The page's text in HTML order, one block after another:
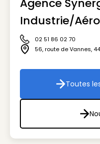
Agence
Industrie/
Icône téléphone
02 51 86 02 70
Icône adresse
56, route de Vannes,
Toutes